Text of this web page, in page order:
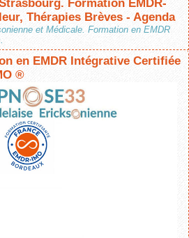
Formation EMDR-
Thérapies Brèves - Agenda
et Médicale. Formation en EMDR
en EMDR Intégrative Certifiée
®